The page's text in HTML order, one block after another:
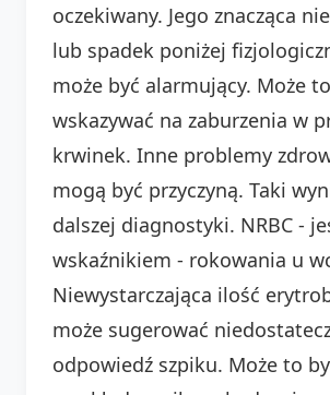
oczekiwany. Jego znacząca
lub spadek poniżej
może być alarmujący. Może to
wskazywać na zaburzenia w
krwinek. Inne problemy
mogą być przyczyną. Taki
dalszej diagnostyki. NRBC -
wskaźnikiem - rokowania u
Niewystarczająca ilość
może sugerować
odpowiedź szpiku. Może to